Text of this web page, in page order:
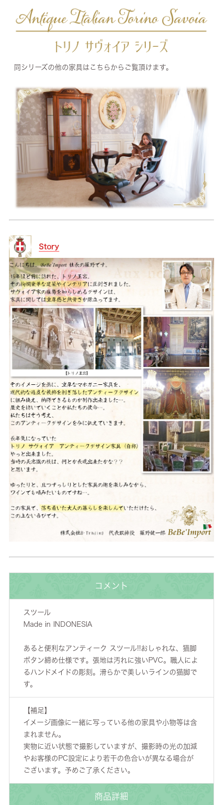
同シリーズの他の家具はこちらからご覧頂けます。
Story
コメント
スツール
Made in INDONESIA
あると便利なアンティーク スツール!!おしゃれな、猫脚
ボタン締め仕様です。張地は汚れに強いPVC。職人によ
るハンドメイドの彫刻。滑らかで美しいラインの猫脚で
す。
【補足】
イメージ画像に一緒に写っている他の家具や小物等は含
まれません。
実物に近い状態で撮影していますが、撮影時の光の加減
やお客様のPC設定により若干の色合いが異なる場合が
ございます。予めご了承ください。
商品詳細